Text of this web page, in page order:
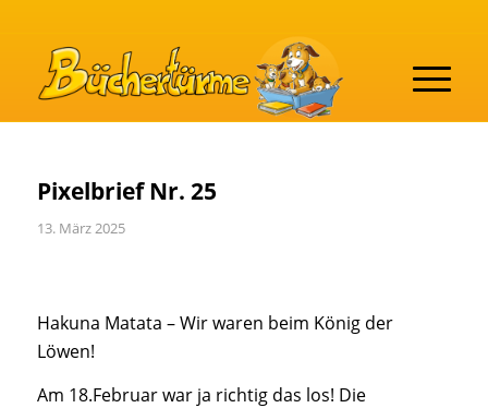
Pixelbrief Nr. 25
13. März 2025
Hakuna Matata – Wir waren beim König der
Löwen!
Am 18.Februar war ja richtig das los! Die